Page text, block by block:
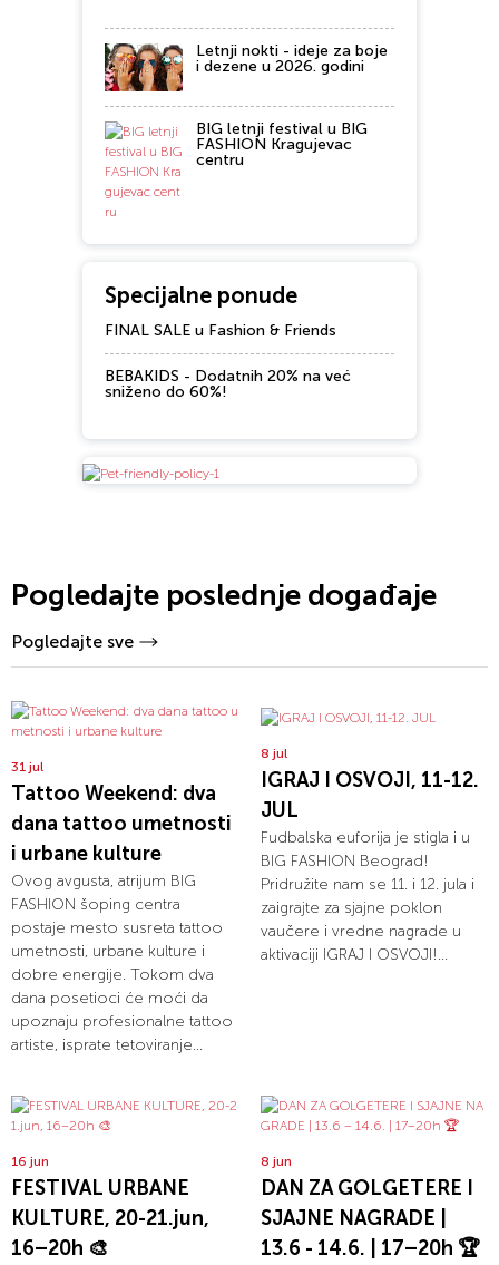
Letnji nokti - ideje za boje
i dezene u 2026. godini
BIG letnji festival u BIG
FASHION Kragujevac
centru
Specijalne ponude
FINAL SALE u Fashion & Friends
BEBAKIDS - Dodatnih 20% na već
sniženo do 60%!
Pogledajte poslednje događaje
Pogledajte sve
31 jul
Tattoo Weekend: dva
dana tattoo umetnosti
i urbane kulture
Ovog avgusta, atrijum BIG
FASHION šoping centra
postaje mesto susreta tattoo
umetnosti, urbane kulture i
dobre energije. Tokom dva
dana posetioci će moći da
upoznaju profesionalne tattoo
artiste, isprate tetoviranje...
8 jul
IGRAJ I OSVOJI, 11-12.
JUL
Fudbalska euforija je stigla i u
BIG FASHION Beograd!
Pridružite nam se 11. i 12. jula i
zaigrajte za sjajne poklon
vaučere i vredne nagrade u
aktivaciji IGRAJ I OSVOJI!...
16 jun
FESTIVAL URBANE
KULTURE, 20-21.jun,
16–20h 🎨
8 jun
DAN ZA GOLGETERE I
SJAJNE NAGRADE |
13.6 - 14.6. | 17–20h 🏆